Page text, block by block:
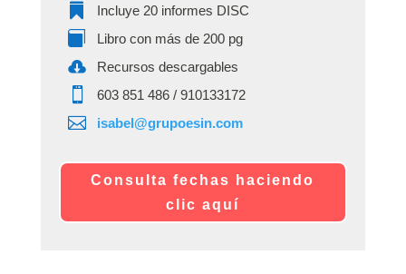
Incluye 20 informes DISC
Libro con más de 200 pg
Recursos descargables
‭603 851 486‬ / 910133172
isabel@grupoesin.com
Consulta fechas haciendo
clic aquí